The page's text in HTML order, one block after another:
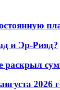
и Эр-Рияд?
раскрыл
2026